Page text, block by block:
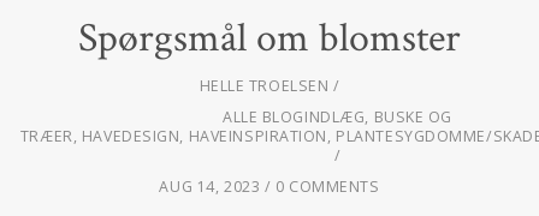
Spørgsmål om blomster
HELLE TROELSEN
ALLE BLOGINDLÆG, BUSKE OG
TRÆER, HAVEDESIGN, HAVEINSPIRATION, PLANTESYGDOMME/
AUG 14, 2023 0 COMMENTS